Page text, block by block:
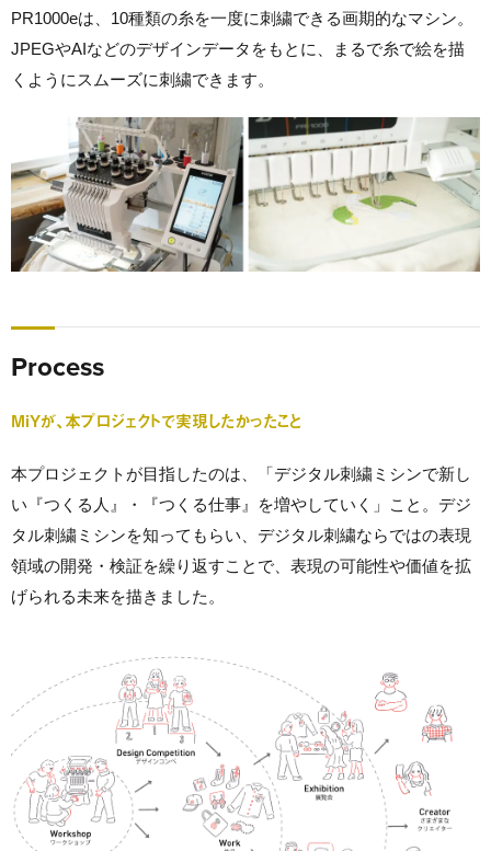
PR1000eは、10種類の糸を一度に刺繍できる画期的なマシン。
JPEGやAIなどのデザインデータをもとに、まるで糸で絵を描
くようにスムーズに刺繍できます。
Process
MiYが、本プロジェクトで実現したかったこと
本プロジェクトが目指したのは、「デジタル刺繍ミシンで新し
い『つくる人』・『つくる仕事』を増やしていく」こと。デジ
タル刺繍ミシンを知ってもらい、デジタル刺繍ならではの表現
領域の開発・検証を繰り返すことで、表現の可能性や価値を拡
げられる未来を描きました。